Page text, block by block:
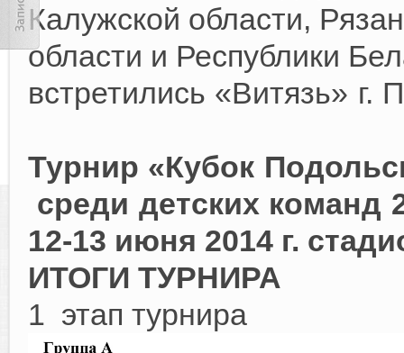
Калужской области,
области и Республики
встретились «Витязь» г.
Турнир «Кубок
среди детских команд
12-13 июня 2014 г.
ИТОГИ ТУРНИРА
1 этап турнира